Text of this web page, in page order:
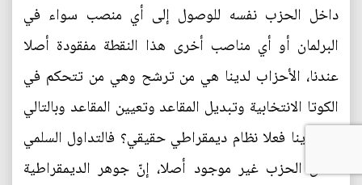
داخل الحزب نفسه للوصول إلى أي منصب سواء في
البرلمان أو أي مناصب أخرى هذا النقطة مفقودة أصلا
عندنا، الأحزاب لدينا هي من ترشح وهي من تتحكم في
الكوتا الانتخابية وتبديل المقاعد وتعيين المقاعد وبالتالي
هل لدينا فعلا نظام ديمقراطي حقيقي؟ فالتداول السلمي
داخل الحزب غير موجود أصلا، إنّ جوهر الديمقراطية